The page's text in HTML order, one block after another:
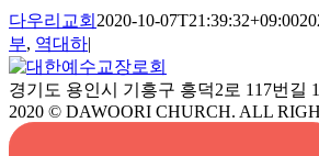
다우리교회 2020-10-07T21:39:32+09:00
부, 역대하|
경기도 용인시 기흥구 흥덕2로 117번길
2020 © DAWOORI CHURCH. ALL
YouTube
Facebook
Cafe